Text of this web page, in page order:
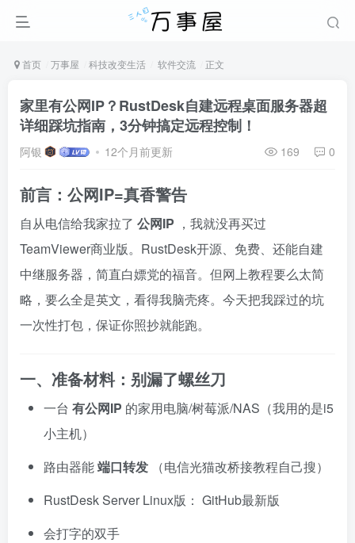
首页 万事屋 科技改变生活 软件交流 正文
家里有公网IP？RustDesk自建远程桌面服务器超
详细踩坑指南，3分钟搞定远程控制！
阿银 12个月前更新 169 0
前言：公网IP=真香警告
自从电信给我家拉了 公网IP ，我就没再买过
TeamViewer商业版。RustDesk开源、免费、还能自建
中继服务器，简直白嫖党的福音。但网上教程要么太简
略，要么全是英文，看得我脑壳疼。今天把我踩过的坑
一次性打包，保证你照抄就能跑。
一、准备材料：别漏了螺丝刀
一台 有公网IP 的家用电脑/树莓派/NAS（我用的是i5
小主机）
路由器能端口转发
（电信光猫改桥接教程自己搜）
RustDesk Server Linux版： GitHub最新版
会打字的双手